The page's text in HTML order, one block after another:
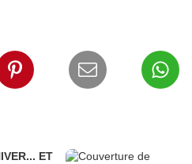
ET